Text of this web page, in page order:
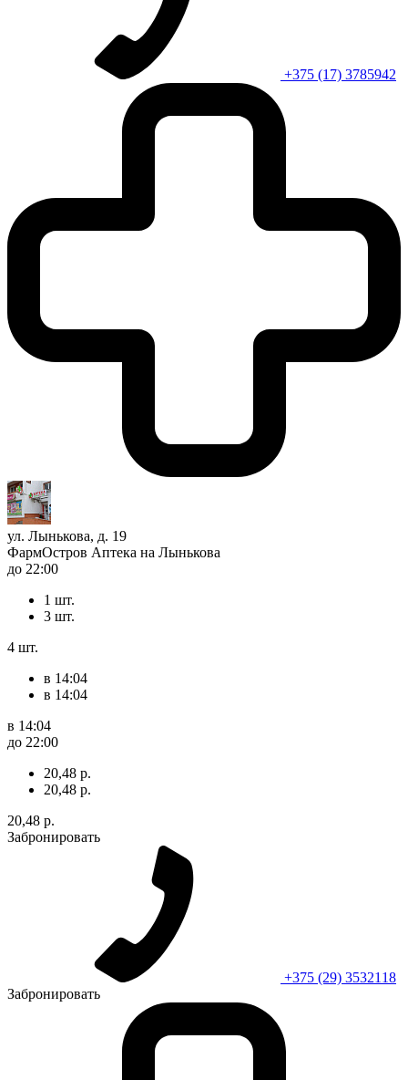
+375 (17) 3785942
ул. Лынькова, д. 19
ФармОстров Аптека на Лынькова
до 22:00
1 шт.
3 шт.
4 шт.
в 14:04
в 14:04
в 14:04
до 22:00
20,48 р.
20,48 р.
20,48 р.
Забронировать
+375 (29) 3532118
Забронировать